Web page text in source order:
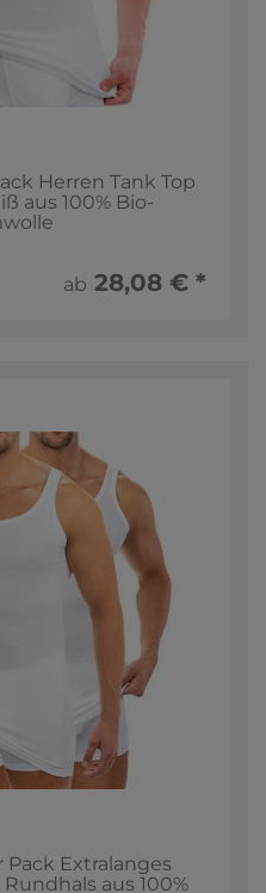
Herren Tank Top
aus 100% Bio-
ab 28,08 € *
Pack Extralanges
aus 100%